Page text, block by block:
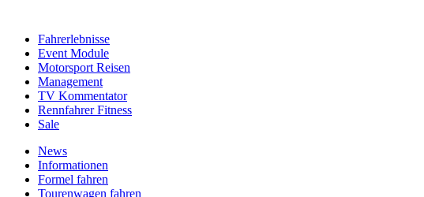
Fahrerlebnisse
Event Module
Motorsport Reisen
Management
TV Kommentator
Rennfahrer Fitness
Sale
News
Informationen
Formel fahren
Tourenwagen fahren